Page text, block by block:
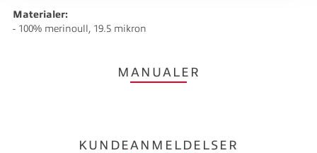
Materialer:
- 100% merinoull, 19.5 mikron
MANUALER
KUNDEANMELDELSER